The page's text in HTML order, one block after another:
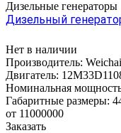
Дизельные генераторы
Дизельный
Нет в наличии
Производитель: Weichai
Двигатель:
Номинальная
Габаритные размеры:
от 11000000
Заказать